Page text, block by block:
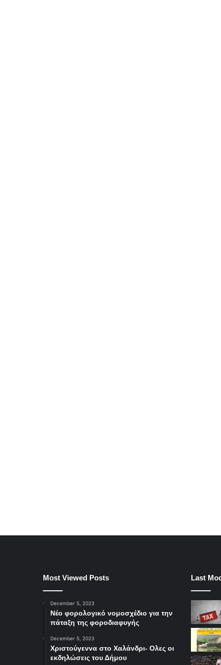
Most Viewed Posts
December 5, 2023
Νέο φορολογικό νομοσχέδιο για την
πάταξη της φοροδιαφυγής
December 5, 2023
Χριστούγεννα στο Χαλάνδρι- Ολες οι
εκδηλώσεις του Δήμου
Last